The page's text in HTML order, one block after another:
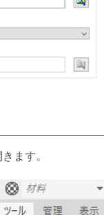
ます。